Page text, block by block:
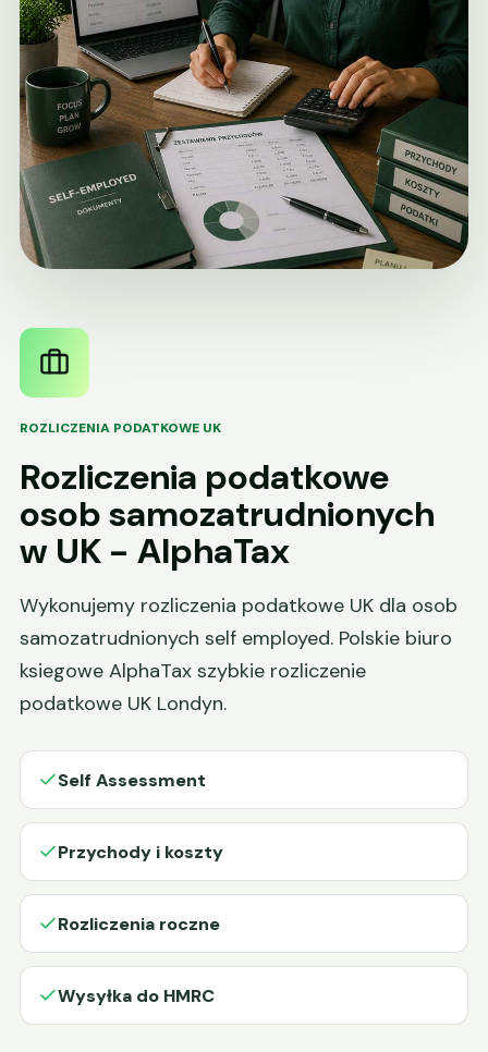
ROZLICZENIA PODATKOWE UK
Rozliczenia podatkowe
osob samozatrudnionych
w UK - AlphaTax
Wykonujemy rozliczenia podatkowe UK dla osob
samozatrudnionych self employed. Polskie biuro
ksiegowe AlphaTax szybkie rozliczenie
podatkowe UK Londyn.
Self Assessment
Przychody i koszty
Rozliczenia roczne
Wysyłka do HMRC